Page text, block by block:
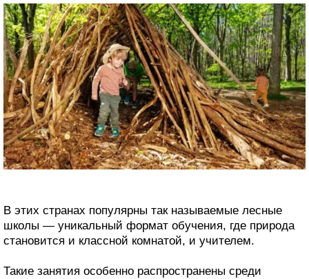
В этих странах популярны так называемые лесные
школы — уникальный формат обучения, где природа
становится и классной комнатой, и учителем.
Такие занятия особенно распространены среди